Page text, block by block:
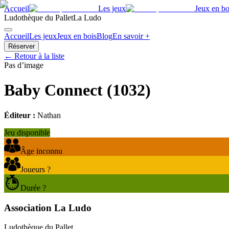
Accueil Les jeux Jeux en
Ludothèque du PalletLa Ludo
AccueilLes jeuxJeux en boisBlogEn savoir +
Réserver
← Retour à la liste
Pas d’image
Baby Connect (1032)
Éditeur : Nathan
Jeu disponible
Âge inconnu
Joueurs ?
Durée ?
Association La Ludo